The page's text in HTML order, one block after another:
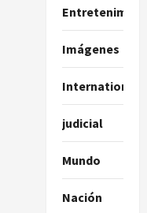
Imágenes
International
judicial
Mundo
Nación